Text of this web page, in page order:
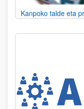
Kanpoko talde eta